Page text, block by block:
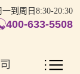
一到周日8:30-20:30
400-633-5508